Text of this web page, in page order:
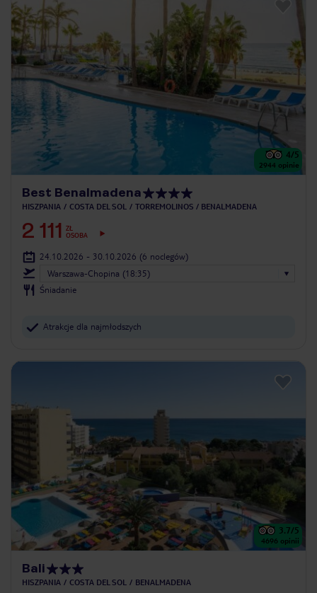
4/5
2944 opinie
Best Benalmadena
HISZPANIA COSTA DEL SOL TORREMOLINOS / BENALMADENA
2 111
ZŁ
OSOBA
24.10.2026 - 30.10.2026 (6 noclegów)
Warszawa-Chopina (18:35)
Śniadanie
Atrakcje dla najmłodszych
3.7/5
4696 opinii
Bali
HISZPANIA COSTA DEL SOL BENALMADENA